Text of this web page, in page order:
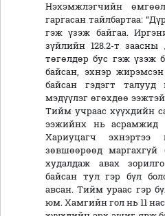
Нэхэмжлэгчийн
гаргасан тайлбартаа:
гэж үзэж байгаа.
зүйлийн 128.2-т
төгөлдөр бус гэж үзэж
байсан, эхнэр
байсан гэдэгт
мэдүүлэг өгөхдөө
Тийм учраас хүүхдийн
ээжийнх нь асрамжид
Хариуцагч эхнэртээ
зөвшөөрөөд
худалдаж авах
байсан тул гэр бүл
авсан. Тийм ураас гэр
юм. Хамгийн гол нь 11